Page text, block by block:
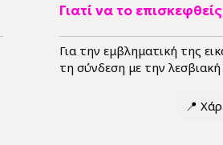
Γιατί να το
Για την εμβληματική της
τη σύνδεση με την λεσβιακή
📍